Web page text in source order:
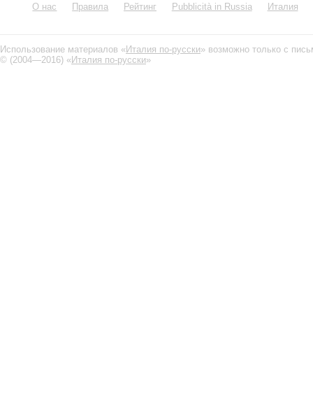
О нас Правила Рейтинг Pubblicità in Russia Италия
Использование материалов «Италия по-русски» возможно только с
© (2004—2016) «Италия по-русски»